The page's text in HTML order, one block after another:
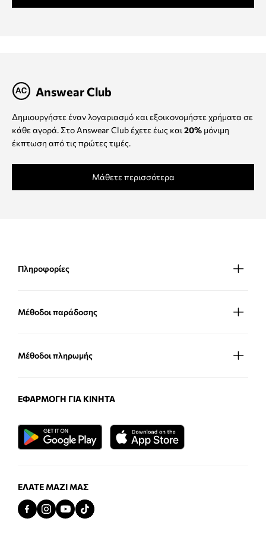
Answear Club
Δημιουργήστε έναν λογαριασμό και εξοικονομήστε χρήματα σε
κάθε αγορά. Στο Answear Club έχετε έως και 20% μόνιμη
έκπτωση από τις πρώτες τιμές.
Μάθετε περισσότερα
Πληροφορίες
Μέθοδοι παράδοσης
Μέθοδοι πληρωμής
ΕΦΑΡΜΟΓΉ ΓΙΑ ΚΙΝΗΤΆ
ΕΛΆΤΕ ΜΑΖΊ ΜΑΣ